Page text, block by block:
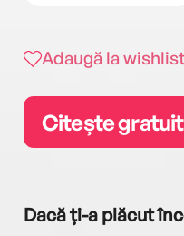
Adaugă la
Citește gratuit
Dacă ți-a plăcut